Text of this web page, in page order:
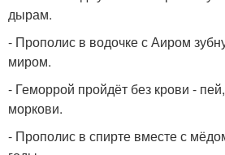
дырам.
- Прополис в водочке с Аиром
миром.
- Геморрой пройдёт без крови -
моркови.
- Прополис в спирте вместе с